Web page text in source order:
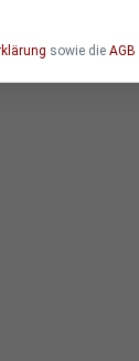
sowie die AGB